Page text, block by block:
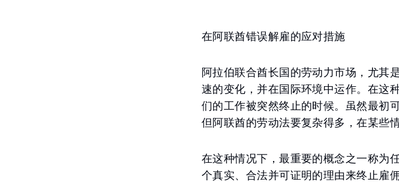
在阿联酋错误解雇的应对措施
阿拉伯联合酋长国的劳动力市场，尤其
速的变化，并在国际环境中运作。在这
们的工作被突然终止的时候。虽然最初
但阿联酋的劳动法要复杂得多，在某些
在这种情况下，最重要的概念之一称为
个真实、合法并可证明的理由来终止雇